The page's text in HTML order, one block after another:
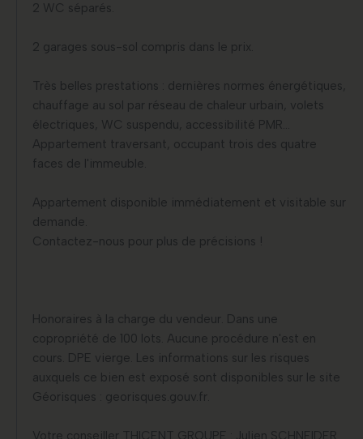
2 WC séparés.
2 garages sous-sol compris dans le prix.
Très belles prestations : dernières normes énergétiques,
chauffage au sol par réseau de chaleur urbain, volets
électriques, WC suspendu, accessibilité PMR...
Appartement traversant, occupant trois des quatre
faces de l'immeuble.
Appartement disponible immédiatement et visitable sur
demande.
Contactez-nous pour plus de précisions !
Honoraires à la charge du vendeur. Dans une
copropriété de 100 lots. Aucune procédure n'est en
cours. DPE vierge. Les informations sur les risques
auxquels ce bien est exposé sont disponibles sur le site
Géorisques : georisques.gouv.fr.
Votre conseiller THICENT GROUPE : Julien SCHNEIDER